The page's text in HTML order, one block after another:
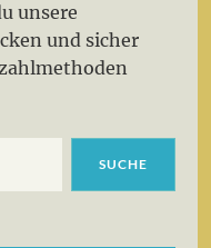
unsere
und sicher
SUCHE